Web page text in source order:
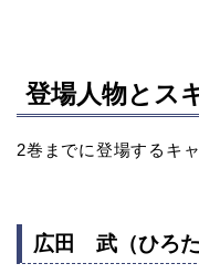
登場人物とス
2巻までに登場するキ
広田 武（ひろた